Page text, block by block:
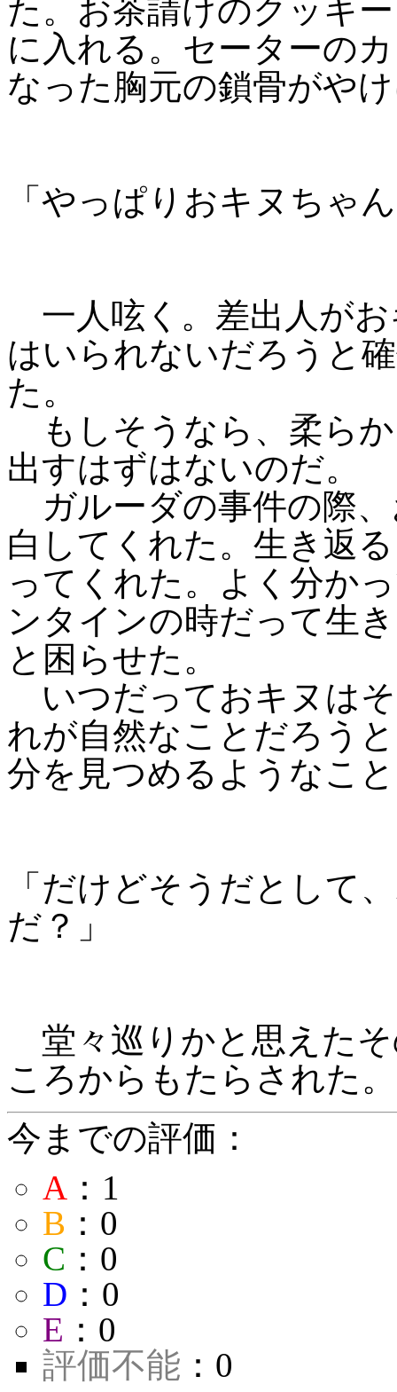
た。お茶請けのクッキ
に入れる。セーターの
なった胸元の鎖骨がや
「やっぱりおキヌちゃ
一人呟く。差出人が
はいられないだろうと
た。
もしそうなら、柔ら
出すはずはないのだ。
ガルーダの事件の際
白してくれた。生き返
ってくれた。よく分か
ンタインの時だって生
と困らせた。
いつだっておキヌは
れが自然なことだろう
分を見つめるようなこ
「だけどそうだとして
だ？」
堂々巡りかと思えた
ころからもたらされた。
今までの評価：
A ：1
B ：0
C ：0
D ：0
E ：0
評価不能 ：0